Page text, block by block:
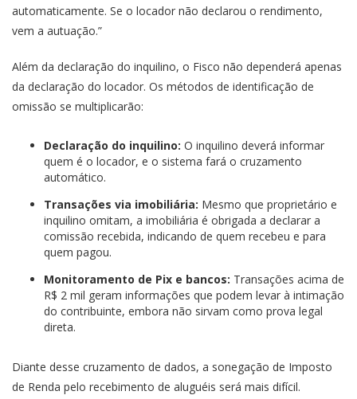
automaticamente. Se o locador não declarou o rendimento,
vem a autuação.”
Além da declaração do inquilino, o Fisco não dependerá apenas
da declaração do locador. Os métodos de identificação de
omissão se multiplicarão:
Declaração do inquilino: O inquilino deverá informar
quem é o locador, e o sistema fará o cruzamento
automático.
Transações via imobiliária: Mesmo que proprietário e
inquilino omitam, a imobiliária é obrigada a declarar a
comissão recebida, indicando de quem recebeu e para
quem pagou.
Monitoramento de Pix e bancos: Transações acima de
R$ 2 mil geram informações que podem levar à intimação
do contribuinte, embora não sirvam como prova legal
direta.
Diante desse cruzamento de dados, a sonegação de Imposto
de Renda pelo recebimento de aluguéis será mais difícil.